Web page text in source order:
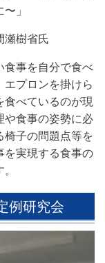
」
樹省氏
食事を自分で食べ
エプロンを掛けら
食べているのが現
や食事の姿勢に必
椅子の問題点等を
を実現する食事の
例研究会